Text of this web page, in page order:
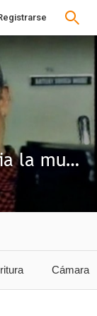
El expreso hacia la muerte
Cámara